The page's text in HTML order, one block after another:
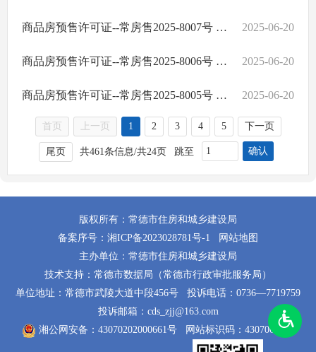
商品房预售许可证--常房售2025-8007号 经投·东湖云庭 2025-06-20
商品房预售许可证--常房售2025-8006号 经投·东湖云庭 2025-06-20
商品房预售许可证--常房售2025-8005号 白马湖壹号 2025-06-20
首页 上一页 1 2 3 4 5 下一页
尾页 共461条信息/共24页 跳至 确认
版权所有：常德市住房和城乡建设局
备案序号： 湘ICP备2023028781号-1
网站地图
主办单位：常德市住房和城乡建设局
技术支持：常德市数据局（常德市行政审批服务局）
单位地址：常德市武陵大道中段456号
投诉电话：0736—7719759
投诉邮箱：cds_zjj@163.com
湘公网安备：43070202000661号
网站标识码：4307000014